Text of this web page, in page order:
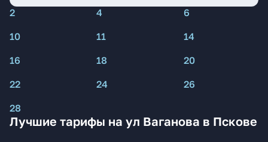
2 4
6
10
11
14
16
18
20
22
24
26
28
Лучшие тарифы на ул Ваганова в Пскове